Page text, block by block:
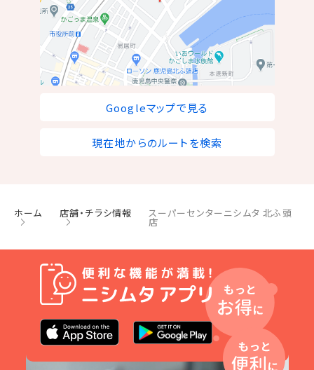
Googleマップで見る
現在地からのルートを検索
ホーム 店舗・チラシ情報 スーパーセンターニシムタ 北ふ頭
店